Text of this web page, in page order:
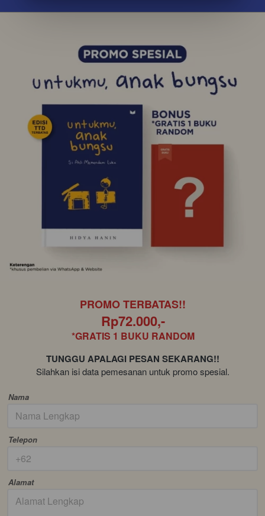
Stok Terbatas! Segera Miliki Sebelum
Kehabisan!
PROMO TERBATAS!!
Rp72.000,-
*GRATIS 1 BUKU RANDOM
TUNGGU APALAGI PESAN SEKARANG!!
Silahkan isi data pemesanan untuk promo spesial.
Nama
Telepon
Alamat